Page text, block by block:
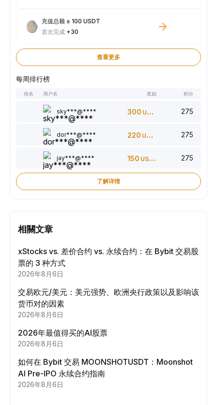
充值总额 ≥ 100 USDT
首次完成 +30
查看更多
每周排行榜
排名 用户名 奖励 积分
sky***@**** 300 USDT 275
dor***@**** 220 USDT 275
jay***@**** 150 USDT 275
了解详情
相關文章
xStocks vs. 差价合约 vs. 永续合约：在 Bybit 交易股
票的 3 种方式
2026年8月6日
交易欧元/美元：美元强势、欧洲央行政策以及影响该
货币对的因素
2026年8月6日
2026年最值得买的AI股票
2026年8月6日
如何在 Bybit 交易 MOONSHOTUSDT：Moonshot
AI Pre-IPO 永续合约指南
2026年8月6日